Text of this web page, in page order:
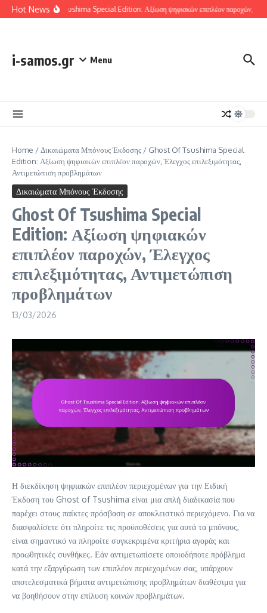
Skip to content
Hot News
Ghost Of Tsushima Special Edition: Αξίωση ψηφιακών επιπλέον παροχών, Έλεγχος
i-samos.gr Menu
Home / Δικαιώματα Μπόνους Έκδοσης / Ghost Of Tsushima Special
Edition: Αξίωση ψηφιακών επιπλέον παροχών, Έλεγχος επιλεξιμότητας,
Αντιμετώπιση προβλημάτων
Δικαιώματα Μπόνους Έκδοσης
Ghost Of Tsushima Special
Edition: Αξίωση ψηφιακών
επιπλέον παροχών, Έλεγχος
επιλεξιμότητας, Αντιμετώπιση
προβλημάτων
13/03/2026
Η διεκδίκηση ψηφιακών επιπλέον περιεχομένων για την Ειδική
Έκδοση του Ghost of Tsushima είναι μια απλή διαδικασία που
παρέχει στους παίκτες πρόσβαση σε αποκλειστικό περιεχόμενο. Για να
διασφαλίσετε ότι πληροίτε τις προϋποθέσεις για αυτά τα μπόνους,
είναι σημαντικό να πληροίτε συγκεκριμένα κριτήρια αγοράς και
προωθητικές συνθήκες. Εάν αντιμετωπίσετε οποιοδήποτε πρόβλημα
κατά την εξαργύρωση των επιπλέον περιεχομένων σας, υπάρχουν
αποτελεσματικά βήματα αντιμετώπισης προβλημάτων διαθέσιμα για
να βοηθήσουν στην επίλυση κοινών προβλημάτων.